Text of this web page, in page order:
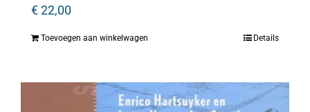
€22,00
Toevoegen aan winkelwagen Details